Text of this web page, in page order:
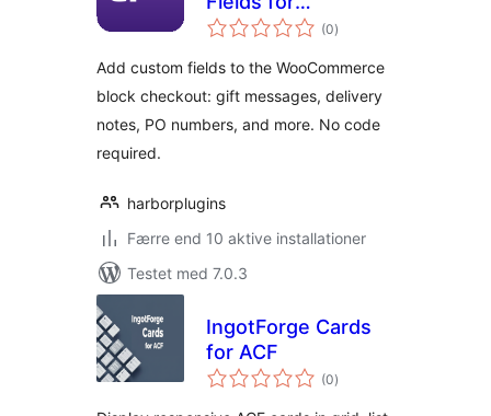
WooCommerce
(0totale
bedømmelser
)
Add custom fields to the WooCommerce
block checkout: gift messages, delivery
notes, PO numbers, and more. No code
required.
harborplugins
Færre end 10 aktive installationer
Testet med 7.0.3
IngotForge Cards
for ACF
(0totale
bedømmelser
)